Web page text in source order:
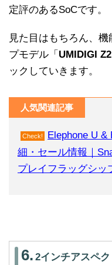
定評のあるSoCです。
見た目はもちろん、
プモデル「 UMIDIGI
ックしていきます。
人気関連記事
Check!
Elephone U &
細・セール情報｜
プレイフラッグシッ
6. 2インチアスペ